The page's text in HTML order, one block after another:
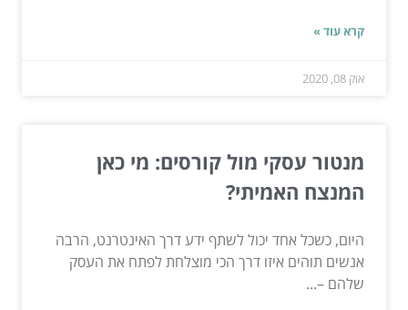
קרא עוד »
אוק 08, 2020
מנטור עסקי מול קורסים: מי כאן
המנצח האמיתי?
היום, כשכל אחד יכול לשתף ידע דרך האינטרנט, הרבה
אנשים תוהים איזו דרך הכי מוצלחת לפתח את העסק
שלהם –...